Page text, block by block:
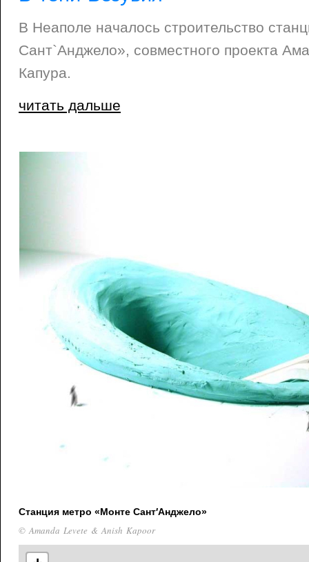
В Неаполе началось строительство
Сант`Анджело», совместного проекта
Капура.
читать дальше
Станция метро «Монте Сант′Анджело»
© Amanda Levete & Anish Kapoor